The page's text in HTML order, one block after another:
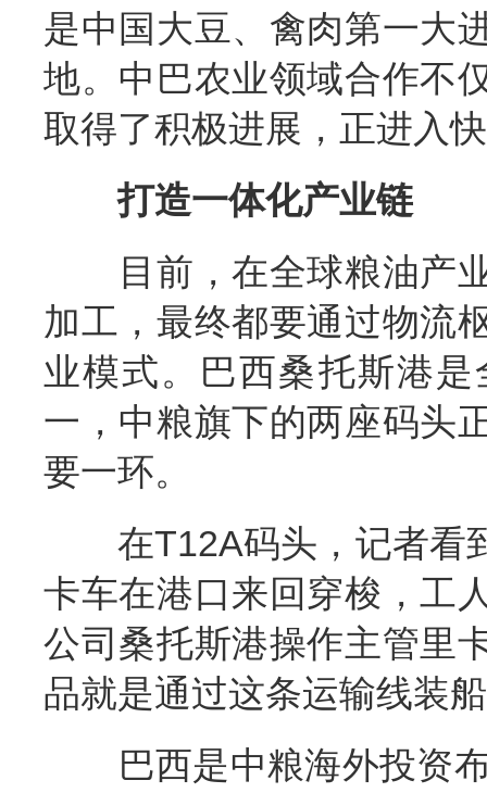
是中国大豆、禽肉第一大
地。中巴农业领域合作不
取得了积极进展，正进入
打造一体化产业链
目前，在全球粮油产业
加工，最终都要通过物流
业模式。巴西桑托斯港
一，中粮旗下的两座码头
要一环。
在T12A码头，记者看
卡车在港口来回穿梭，工
公司桑托斯港操作主管里
品就是通过这条运输线装
巴西是中粮海外投资布